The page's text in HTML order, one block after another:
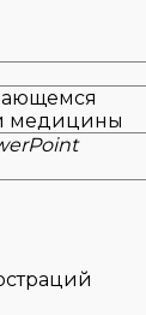
медицины